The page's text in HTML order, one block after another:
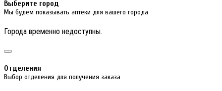
Выберите город
Мы будем показывать аптеки для вашего города
Города временно недоступны.
Отделения
Выбор отделения для получения заказа